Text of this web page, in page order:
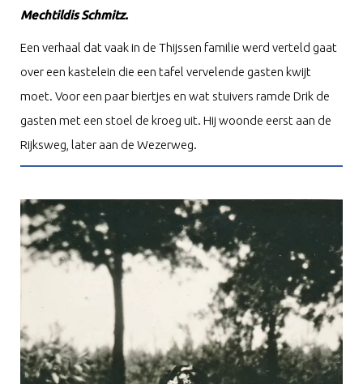
Mechtildis Schmitz.
Een verhaal dat vaak in de Thijssen familie werd verteld gaat
over een kastelein die een tafel vervelende gasten kwijt
moet. Voor een paar biertjes en wat stuivers ramde Drik de
gasten met een stoel de kroeg uit. Hij woonde eerst aan de
Rijksweg, later aan de Wezerweg.